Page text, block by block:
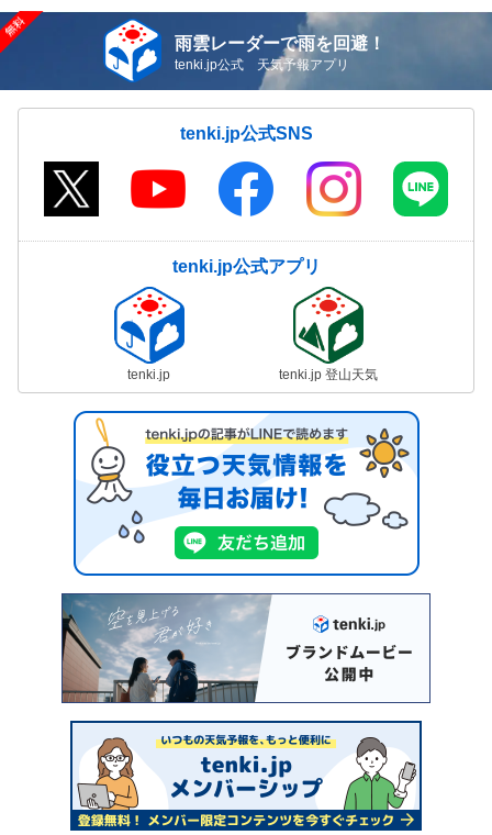
雨雲レーダーで雨を回避！
tenki.jp公式 天気予報アプリ
tenki.jp公式SNS
tenki.jp公式アプリ
tenki.jp tenki.jp 登山天気